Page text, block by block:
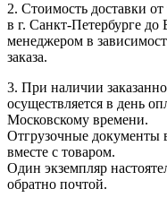
2. Стоимость доставки
в г. Санкт-Петербурге до
менеджером в
заказа.
3. При наличии
осуществляется в день
Московскому времени.
Отгрузочные документы
вместе с товаром.
Один экземпляр
обратно почтой.